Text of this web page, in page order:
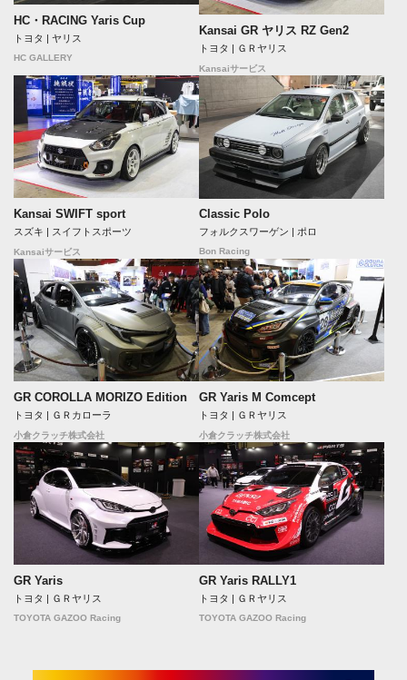
HC・RACING Yaris Cup
トヨタ | ヤリス
HC GALLERY
Kansai GR ヤリス RZ Gen2
トヨタ | ＧＲヤリス
Kansaiサービス
Kansai SWIFT sport
スズキ | スイフトスポーツ
Kansaiサービス
Classic Polo
フォルクスワーゲン | ポロ
Bon Racing
GR COROLLA MORIZO Edition
トヨタ | ＧＲカローラ
小倉クラッチ株式会社
GR Yaris M Comcept
トヨタ | ＧＲヤリス
小倉クラッチ株式会社
GR Yaris
トヨタ | ＧＲヤリス
TOYOTA GAZOO Racing
GR Yaris RALLY1
トヨタ | ＧＲヤリス
TOYOTA GAZOO Racing